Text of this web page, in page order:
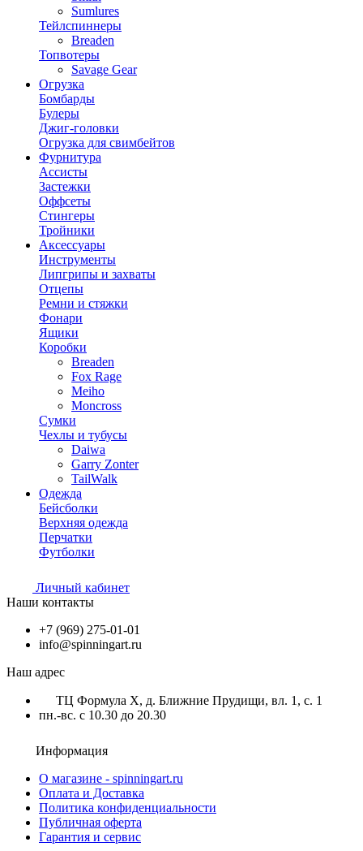
Sumlures
Тейлспиннеры
Breaden
Топвотеры
Savage Gear
Огрузка
Бомбарды
Булеры
Джиг-головки
Огрузка для свимбейтов
Фурнитура
Ассисты
Застежки
Оффсеты
Стингеры
Тройники
Аксессуары
Инструменты
Липгрипы и захваты
Отцепы
Ремни и стяжки
Фонари
Ящики
Коробки
Breaden
Fox Rage
Meiho
Moncross
Сумки
Чехлы и тубусы
Daiwa
Garry Zonter
TailWalk
Одежда
Бейсболки
Верхняя одежда
Перчатки
Футболки
Личный кабинет
Наши контакты
+7 (969) 275-01-01
info@spinningart.ru
Наш адрес
ТЦ Формула X, д. Ближние Прудищи, вл. 1, с. 1
пн.-вс. с 10.30 до 20.30
Информация
О магазине - spinningart.ru
Оплата и Доставка
Политика конфиденциальности
Публичная оферта
Гарантия и сервис